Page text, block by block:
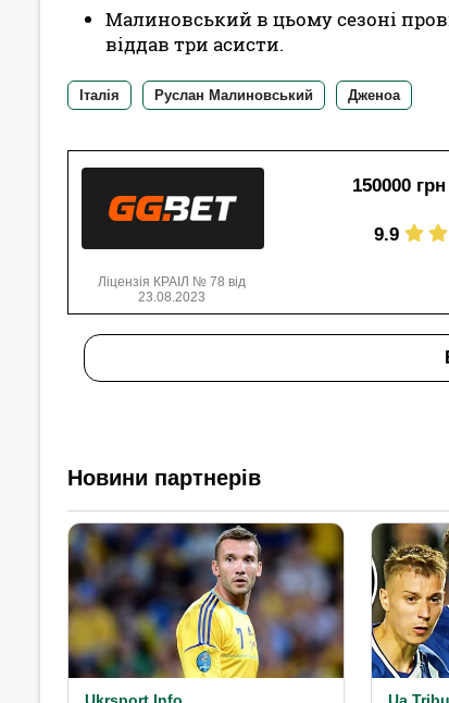
Малиновський в цьому сезоні
віддав три асисти.
Італія Руслан Малиновський Дженоа
150000
9.9
Ліцензія КРАІЛ № 78 від
23.08.2023